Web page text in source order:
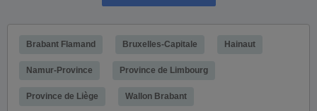
Brabant Flamand Bruxelles-Capitale Hainaut
Namur-Province Province de Limbourg
Province de Liège Wallon Brabant